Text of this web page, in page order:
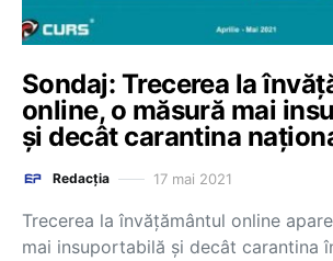
Sondaj: Trecerea la
online, o măsură mai
și decât carantina
Redacția 17 mai 2021
Trecerea la învățământul online
mai insuportabilă și decât carantina